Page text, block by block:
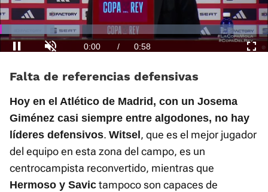
Loaded
30.44%
El sonido está silenciado, puedes
activarlo desde la barra de control
Falta de referencias defensivas
Hoy en el Atlético de Madrid, con un Josema
Giménez casi siempre entre algodones, no hay
líderes defensivos. Witsel , que es el mejor jugador
del equipo en esta zona del campo, es un
centrocampista reconvertido, mientras que
Hermoso y Savic tampoco son capaces de